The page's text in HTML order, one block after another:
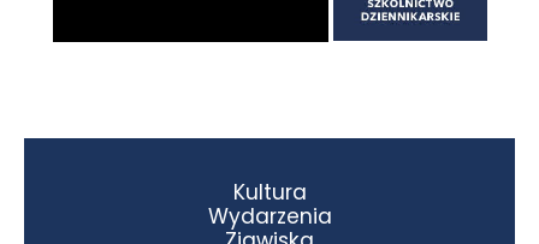
Kultura
Wydarzenia